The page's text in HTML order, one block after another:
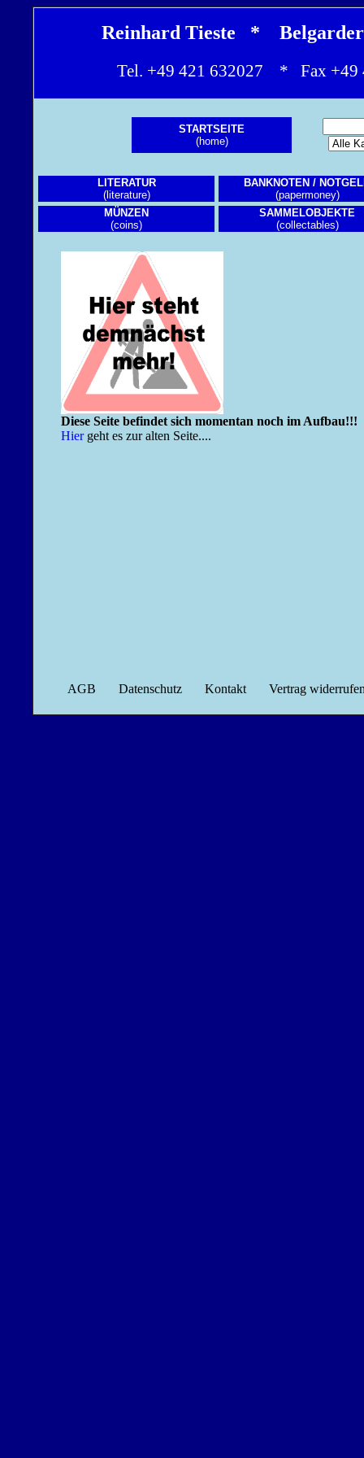
Reinhard Tieste *
Tel. +49 421 632027 * Fax
STARTSEITE
(home)
LITERATUR
(literature)
BANKNOTEN /
(papermoney)
MÜNZEN
(coins)
SAMMELOBJEKTE
(collectables)
Diese Seite befindet sich momentan noch im Aufbau!!!
Hiergeht es zur alten Seite....
AGB Datenschutz Kontakt Vertrag